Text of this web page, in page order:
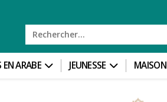
EN ARABE JEUNESSE